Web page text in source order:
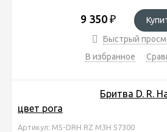
9 350 ₽
Быстрый
В избранное
Бритва D. R.
цвет рога
Артикул: MS-DRH RZ M3H 57300